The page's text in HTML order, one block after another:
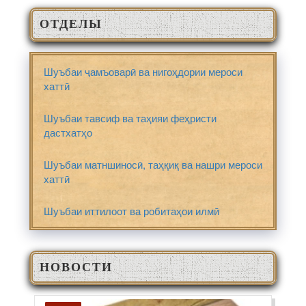
ОТДЕЛЫ
Шуъбаи ҷамъоварӣ ва нигоҳдории мероси
хаттӣ
Шуъбаи тавсиф ва таҳияи феҳристи
дастхатҳо
Шуъбаи матншиносӣ, таҳқиқ ва нашри мероси
хаттӣ
Шуъбаи иттилоот ва робитаҳои илмӣ
НОВОСТИ